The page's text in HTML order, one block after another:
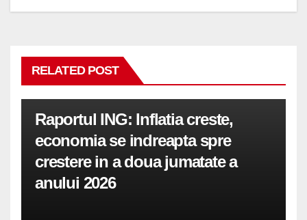
RELATED POST
Raportul ING: Inflatia creste,
economia se indreapta spre
crestere in a doua jumatate a
anului 2026